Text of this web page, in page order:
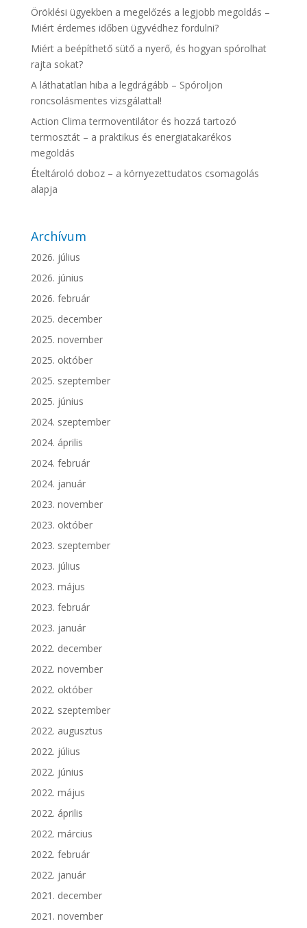
Öröklési ügyekben a megelőzés a legjobb megoldás –
Miért érdemes időben ügyvédhez fordulni?
Miért a beépíthető sütő a nyerő, és hogyan spórolhat
rajta sokat?
A láthatatlan hiba a legdrágább – Spóroljon
roncsolásmentes vizsgálattal!
Action Clima termoventilátor és hozzá tartozó
termosztát – a praktikus és energiatakarékos
megoldás
Ételtároló doboz – a környezettudatos csomagolás
alapja
Archívum
2026. július
2026. június
2026. február
2025. december
2025. november
2025. október
2025. szeptember
2025. június
2024. szeptember
2024. április
2024. február
2024. január
2023. november
2023. október
2023. szeptember
2023. július
2023. május
2023. február
2023. január
2022. december
2022. november
2022. október
2022. szeptember
2022. augusztus
2022. július
2022. június
2022. május
2022. április
2022. március
2022. február
2022. január
2021. december
2021. november